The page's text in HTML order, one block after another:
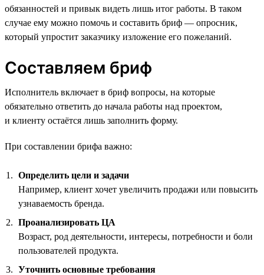
обязанностей и привык видеть лишь итог работы. В таком
случае ему можно помочь и составить бриф — опросник,
который упростит заказчику изложение его пожеланий.
Составляем бриф
Исполнитель включает в бриф вопросы, на которые
обязательно ответить до начала работы над проектом,
и клиенту остаётся лишь заполнить форму.
При составлении брифа важно:
Определить цели и задачи
Например, клиент хочет увеличить продажи или повысить
узнаваемость бренда.
Проанализировать ЦА
Возраст, род деятельности, интересы, потребности и боли
пользователей продукта.
Уточнить основные требования